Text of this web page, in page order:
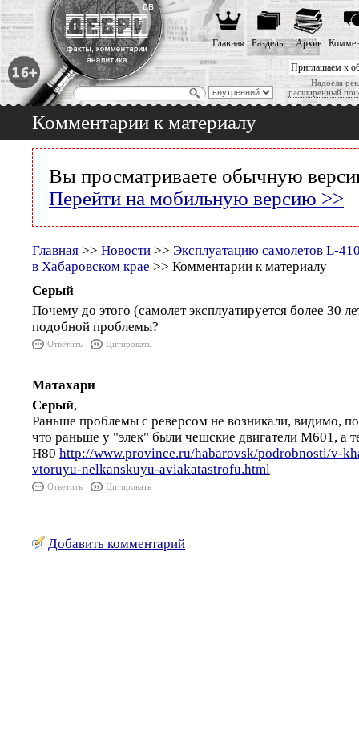
Приглашаем к
Надоела
расширенный
Главная Разделы Архив
Комментарии к материалу
Вы просматриваете обычную
Перейти на мобильную версию >>
Главная >> Новости >> Эксплуатацию самолетов L-
в Хабаровском крае >> Комментарии к материалу
Серый
Почему до этого (самолет эксплуатируется более 30
подобной проблемы?
Ответить Цитировать
Матахари
Серый,
Раньше проблемы с реверсом не возникали, видимо,
что раньше у "элек" были чешские двигатели М601, а
H80 http://www.province.ru/habarovsk/podrobnosti/v-
vtoruyu-nelkanskuyu-aviakatastrofu.html
Ответить Цитировать
Добавить комментарий